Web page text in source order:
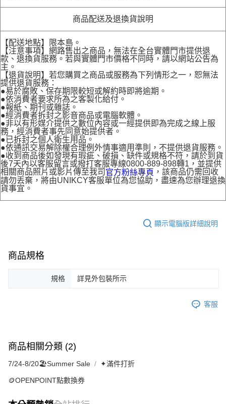
商品配送及退換貨說明
【配送地點】限本島。
【注意事項】網路售出之商品，無法在全台實體門市提供退
款、退換貨服務。若與實體門市價格不同時，請以網站公告為
主。
【退貨說明】若您購買之商品或服務為下列情形之一，恕無法
提供退貨服務：
●易於腐敗、保存期限較短或解約時即將逾期。
●依消費者要求所為之客製化給付。
●報紙、期刊或雜誌。
●經消費者拆封之影音商品或電腦軟體。
●非以有形媒介提供之數位內容或一經提供即為完成之線上服
務，經消費者事先同意始提供者。
●已拆封之個人衛生用品。
●依通訊交易解除權合理例外情事適用準則，不提供退貨服務。
●收到商品後如發現有瑕疵、破損、缺件或規格不符，請於到貨
後7天內以客服留言或撥打客服專線0800-889-898轉1，並提供
相關商品照片或影片傳至我司 官方粉絲專頁 ，該商品仍需回收
請勿丟棄，將由UNIKCY客服單位為您協助，盡速為您辦理退換
貨事宜。
顯示電腦版詳細說明
商品規格
規格 詳見外包裝所示
客服
商品相關分類 (2)
7/24-8/20🏖️Summer Sale ✦滿件打折
🪙OPENPOINT點數換券